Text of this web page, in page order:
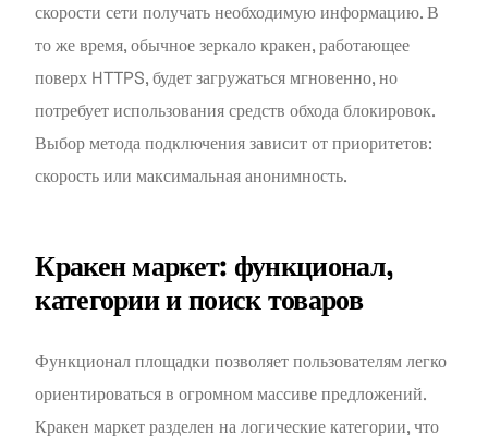
скорости сети получать необходимую информацию. В
то же время, обычное зеркало кракен, работающее
поверх HTTPS, будет загружаться мгновенно, но
потребует использования средств обхода блокировок.
Выбор метода подключения зависит от приоритетов:
скорость или максимальная анонимность.
Кракен маркет: функционал,
категории и поиск товаров
Функционал площадки позволяет пользователям легко
ориентироваться в огромном массиве предложений.
Кракен маркет разделен на логические категории, что